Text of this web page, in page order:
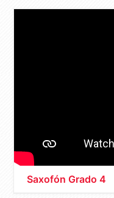
Saxofón Grado 4